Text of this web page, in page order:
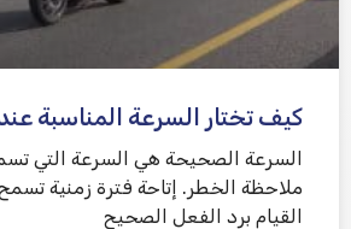
كيف تختار السرعة المناسبة
السرعة الصحيحة هي السرعة التي
ملاحظة الخطر. إتاحة فترة زمنية
القيام برد الفعل الصحيح